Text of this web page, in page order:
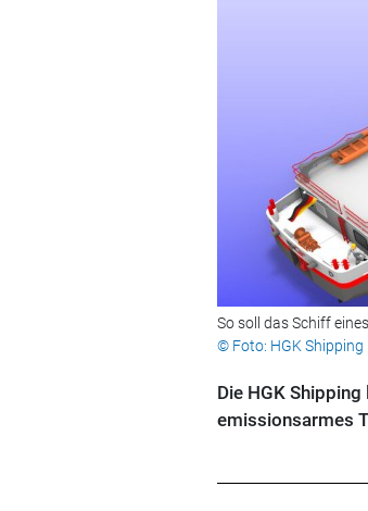
So soll das Schiff
© Foto: HGK Shipping
Die HGK
emissionsarmes